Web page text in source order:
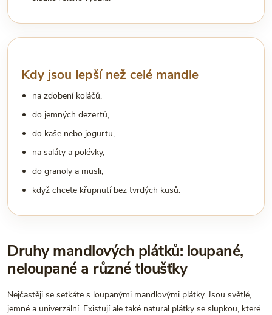
Kdy jsou lepší než celé mandle
na zdobení koláčů,
do jemných dezertů,
do kaše nebo jogurtu,
na saláty a polévky,
do granoly a müsli,
když chcete křupnutí bez tvrdých kusů.
Druhy mandlových plátků: loupané,
neloupané a různé tloušťky
Nejčastěji se setkáte s loupanými mandlovými plátky. Jsou světlé,
jemné a univerzální. Existují ale také natural plátky se slupkou, které